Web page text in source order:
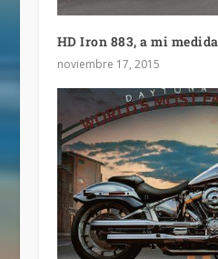
HD Iron 883, a mi medida
noviembre 17, 2015